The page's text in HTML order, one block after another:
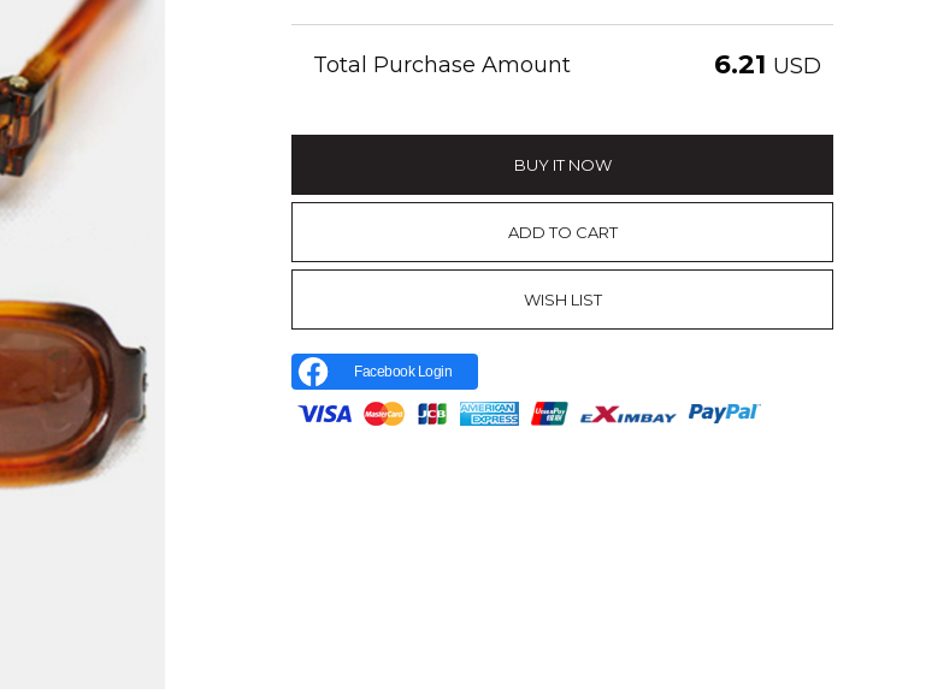
Total Purchase Amount 6.21 USD
BUY IT NOW
ADD TO CART
WISH LIST
Facebook Login